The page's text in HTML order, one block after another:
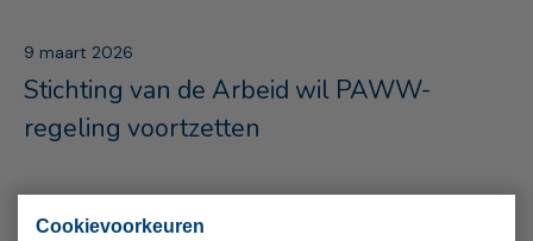
Cookievoorkeuren
9 maart 2026
Stichting van de Arbeid wil PAWW-
regeling voortzetten